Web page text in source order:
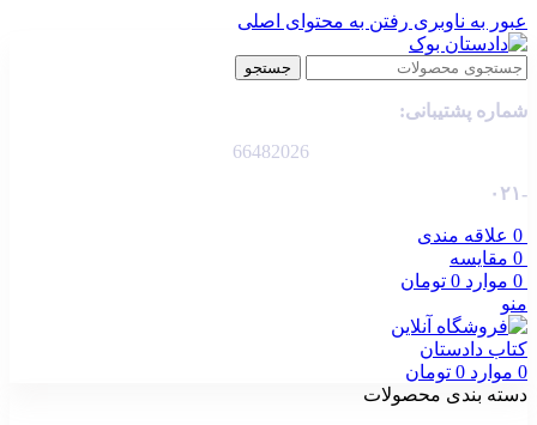
عبور به ناوبری رفتن به محتوای اصلی
جستجو
شماره پشتیبانی:
66482026
-۰۲۱
0 علاقه مندی
0 مقایسه
0 موارد 0 تومان
منو
0 موارد 0 تومان
دسته بندی محصولات